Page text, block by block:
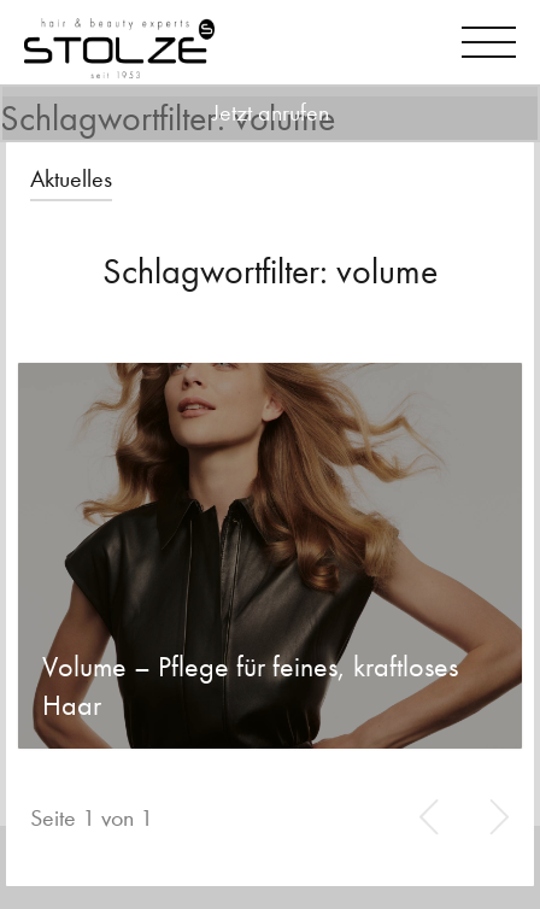
Jetzt anrufen
Schlagwortfilter: volume
Aktuelles
Schlagwortfilter: volume
Volume – Pflege für feines, kraftloses
Haar
Seite 1 von 1